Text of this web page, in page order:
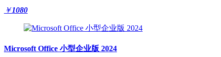
￥1080
Microsoft Office 小型企业版 2024